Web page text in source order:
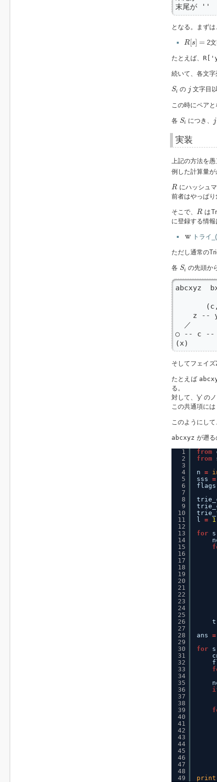
末尾が ''
となる。まず
R[s] =
R[s ] 2
たとえば、
続いて、各文
Si
Si の j 文字目
この時にペア
各 Si
Si につき、 j
実装
上記の方法を
例した計算量
R
Rにハッシュマ
前者はやっぱり
そこで、R
R は
に登録する情
トライ
ただし通常の
各 Si
Si の先頭か
abcxyz
z --
  ／
○ -- c --
(x)
そしてフェイ
たとえば
る。
対して、'y' の
この共通項には
このようにし
abcxyz が遡
1
2
3
4
5
6
7
8
9
10
11
12
13
14
15
16
17
18
19
20
21
22
23
24
25
26
27
28
29
30
31
32
33
34
35
36
37
38
39
40
41
42
43
44
45
46
47
48
49
from
from
n =
sss =
l =
1
for
ans =
for
print